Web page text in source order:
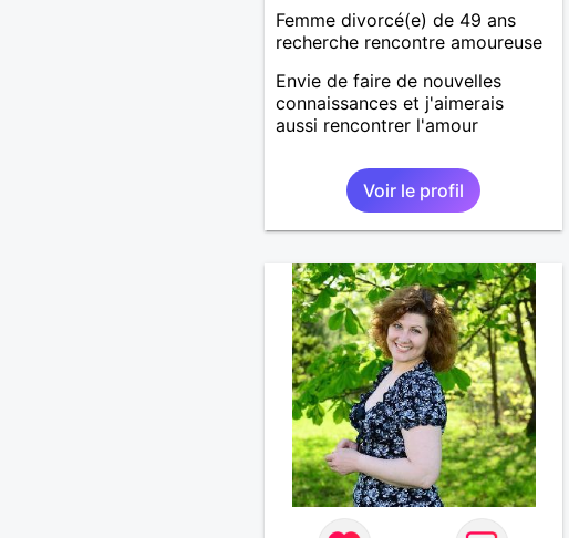
Femme divorcé(e) de 49 ans
recherche rencontre amoureuse
Envie de faire de nouvelles
connaissances et j'aimerais
aussi rencontrer l'amour
Voir le profil